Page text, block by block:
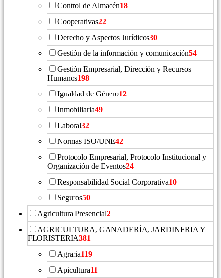
Control de Almacén18
Cooperativas22
Derecho y Aspectos Jurídicos30
Gestión de la información y comunicación54
Gestión Empresarial, Dirección y Recursos
Humanos198
Igualdad de Género12
Inmobiliaria49
Laboral32
Normas ISO/UNE42
Protocolo Empresarial, Protocolo Institucional y
Organización de Eventos24
Responsabilidad Social Corporativa10
Seguros50
Agricultura Presencial2
AGRICULTURA, GANADERÍA, JARDINERIA Y
FLORISTERIA381
Agraria119
Apicultura11